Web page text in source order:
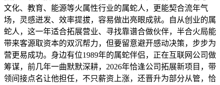
文化、教育、能源等火属性行业的属蛇人，更能契合流年气
场，灵感迸发、效率提拔，容易做出亮眼成就。自从创业的属
蛇人，这一年适合拓展营业、寻找靠谱合做伙伴，半合火局能
带来客源取资本的双沉帮力，但要留意避开感动决策，步步为
营更易成功。身边有位1989年的属蛇伴侣，正在互联网公司做
筹谋，前几年一曲默默深耕，2026年恰逢公司拓展新项目，带
领间接点名让他担任，不只薪资上涨，还晋升为部分从管，恰